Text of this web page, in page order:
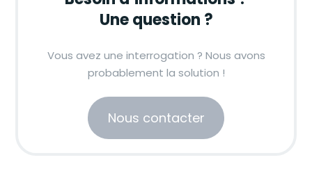
Une question ?
Vous avez une interrogation ? Nous avons
probablement la solution !
Nous contacter